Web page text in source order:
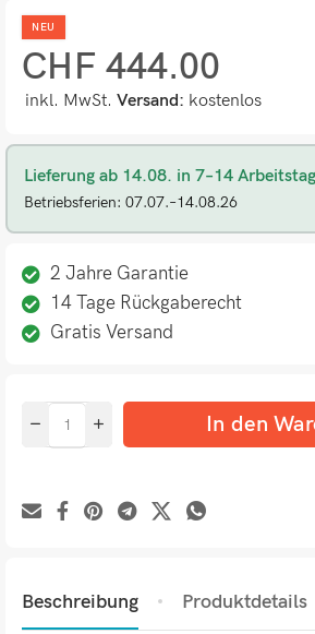
NEU
CHF 444.00
inkl. MwSt. Versand: kostenlos
Lieferung ab 14.08. in 7–14
Betriebsferien: 07.07.–14.08.26
2 Jahre Garantie
14 Tage Rückgaberecht
Gratis Versand
In den
Beschreibung Produktdetails